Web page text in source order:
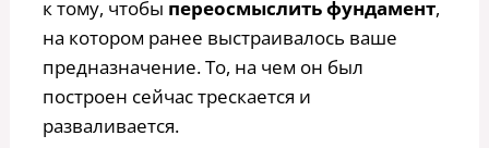
к тому, чтобы переосмыслить фундамент,
на котором ранее выстраивалось ваше
предназначение. То, на чем он был
построен сейчас трескается и
разваливается.